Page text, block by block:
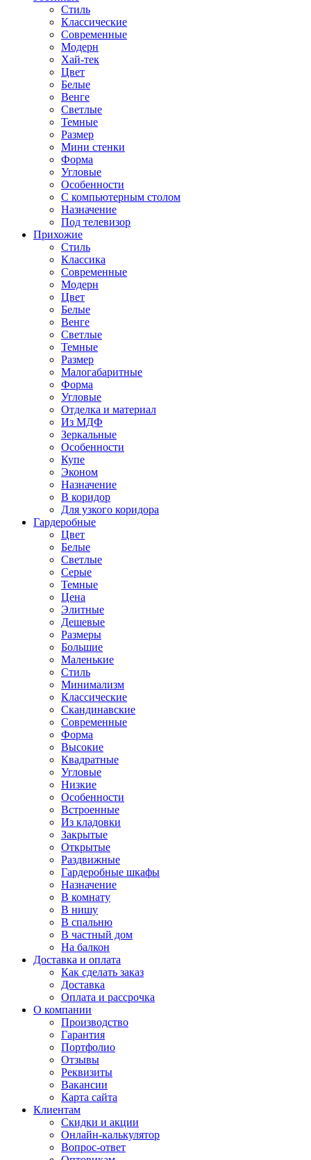
Стиль
Классические
Современные
Модерн
Хай-тек
Цвет
Белые
Венге
Светлые
Темные
Размер
Мини стенки
Форма
Угловые
Особенности
С компьютерным столом
Назначение
Под телевизор
Прихожие
Стиль
Классика
Современные
Модерн
Цвет
Белые
Венге
Светлые
Темные
Размер
Малогабаритные
Форма
Угловые
Отделка и материал
Из МДФ
Зеркальные
Особенности
Купе
Эконом
Назначение
В коридор
Для узкого коридора
Гардеробные
Цвет
Белые
Светлые
Серые
Темные
Цена
Элитные
Дешевые
Размеры
Большие
Маленькие
Стиль
Минимализм
Классические
Скандинавские
Современные
Форма
Высокие
Квадратные
Угловые
Низкие
Особенности
Встроенные
Из кладовки
Закрытые
Открытые
Раздвижные
Гардеробные шкафы
Назначение
В комнату
В нишу
В спальню
В частный дом
На балкон
Доставка и оплата
Как сделать заказ
Доставка
Оплата и рассрочка
О компании
Производство
Гарантия
Портфолио
Отзывы
Реквизиты
Вакансии
Карта сайта
Клиентам
Скидки и акции
Онлайн-калькулятор
Вопрос-ответ